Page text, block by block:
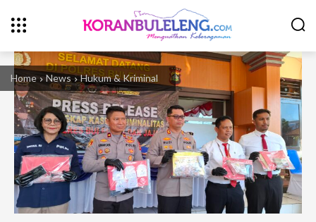
Home News Hukum & Kriminal